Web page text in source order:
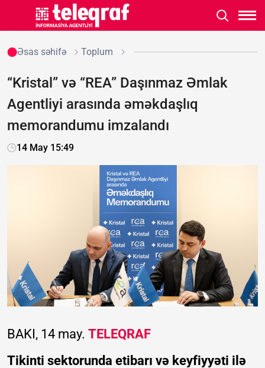
Əsas səhifə Toplum
“Kristal” və “REA” Daşınmaz Əmlak
Agentliyi arasında əməkdaşlıq
memorandumu imzalandı
14 May 15:49
BAKI, 14 may. TELEQRAF
Tikinti sektorunda etibarı və keyfiyyəti ilə